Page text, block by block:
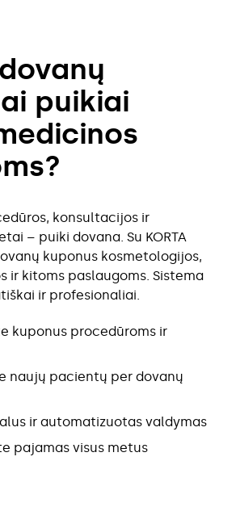
puikiai
konsultacijos ir
– puiki dovana. Su KORTA
kuponus kosmetologijos,
ir kitoms paslaugoms. Sistema
ir profesionaliai.
kuponus procedūroms ir
naujų pacientų per dovanų
ir automatizuotas valdymas
pajamas visus metus